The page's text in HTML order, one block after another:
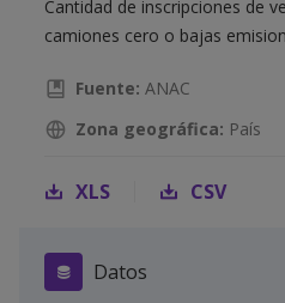
Cantidad de inscripciones de
camiones cero o bajas
Fuente: ANAC
Zona geográfica: País
XLS CSV
Datos